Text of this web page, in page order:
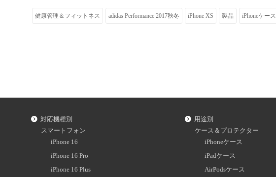
健康管理＆フィットネス adidas Performance 2017秋冬 iPhone XS 製品 iPhoneケース
対応機種別
スマートフォン
iPhone 16
iPhone 16 Pro
iPhone 16 Plus
用途別
ケース＆プロテクター
iPhoneケース
iPadケース
AirPodsケース